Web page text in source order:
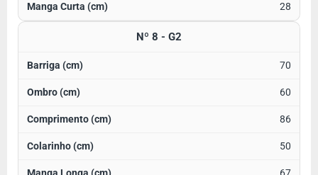
28
Nº 8 - G2
70
60
86
50